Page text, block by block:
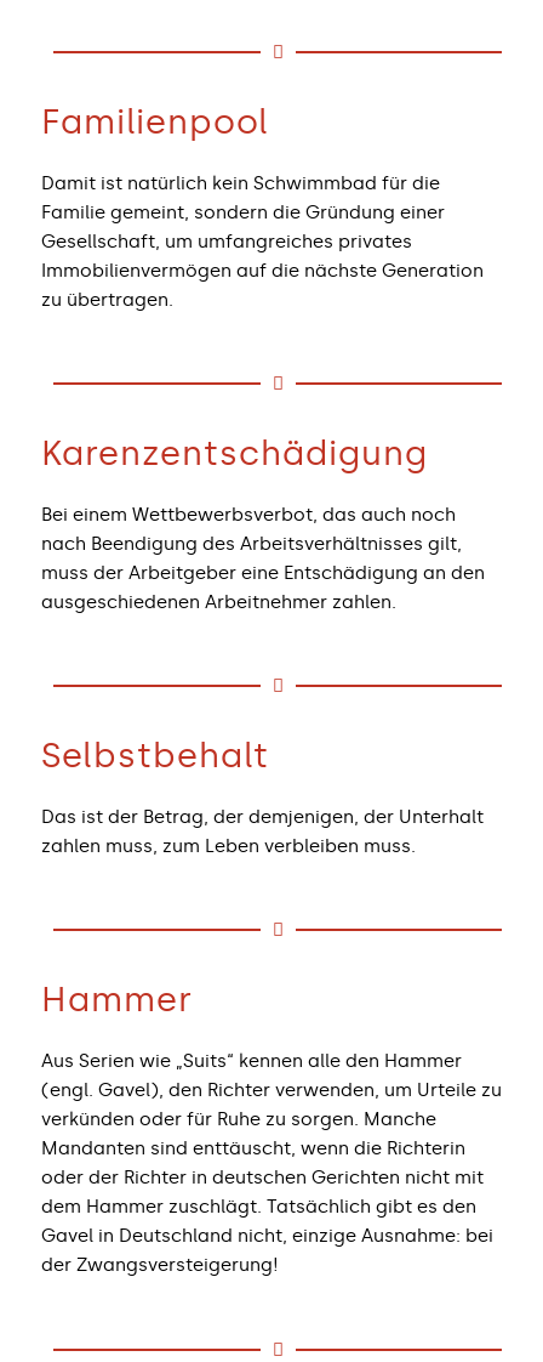
Familienpool
Damit ist natürlich kein Schwimmbad für die
Familie gemeint, sondern die Gründung einer
Gesellschaft, um umfangreiches privates
Immobilienvermögen auf die nächste Generation
zu übertragen.
Karenzentschädigung
Bei einem Wettbewerbsverbot, das auch noch
nach Beendigung des Arbeitsverhältnisses gilt,
muss der Arbeitgeber eine Entschädigung an den
ausgeschiedenen Arbeitnehmer zahlen.
Selbstbehalt
Das ist der Betrag, der demjenigen, der Unterhalt
zahlen muss, zum Leben verbleiben muss.
Hammer
Aus Serien wie „Suits“ kennen alle den Hammer
(engl. Gavel), den Richter verwenden, um Urteile zu
verkünden oder für Ruhe zu sorgen. Manche
Mandanten sind enttäuscht, wenn die Richterin
oder der Richter in deutschen Gerichten nicht mit
dem Hammer zuschlägt. Tatsächlich gibt es den
Gavel in Deutschland nicht, einzige Ausnahme: bei
der Zwangsversteigerung!